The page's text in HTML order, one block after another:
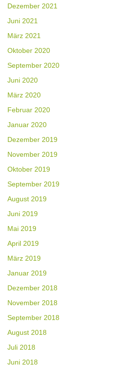
Dezember 2021
Juni 2021
März 2021
Oktober 2020
September 2020
Juni 2020
März 2020
Februar 2020
Januar 2020
Dezember 2019
November 2019
Oktober 2019
September 2019
August 2019
Juni 2019
Mai 2019
April 2019
März 2019
Januar 2019
Dezember 2018
November 2018
September 2018
August 2018
Juli 2018
Juni 2018